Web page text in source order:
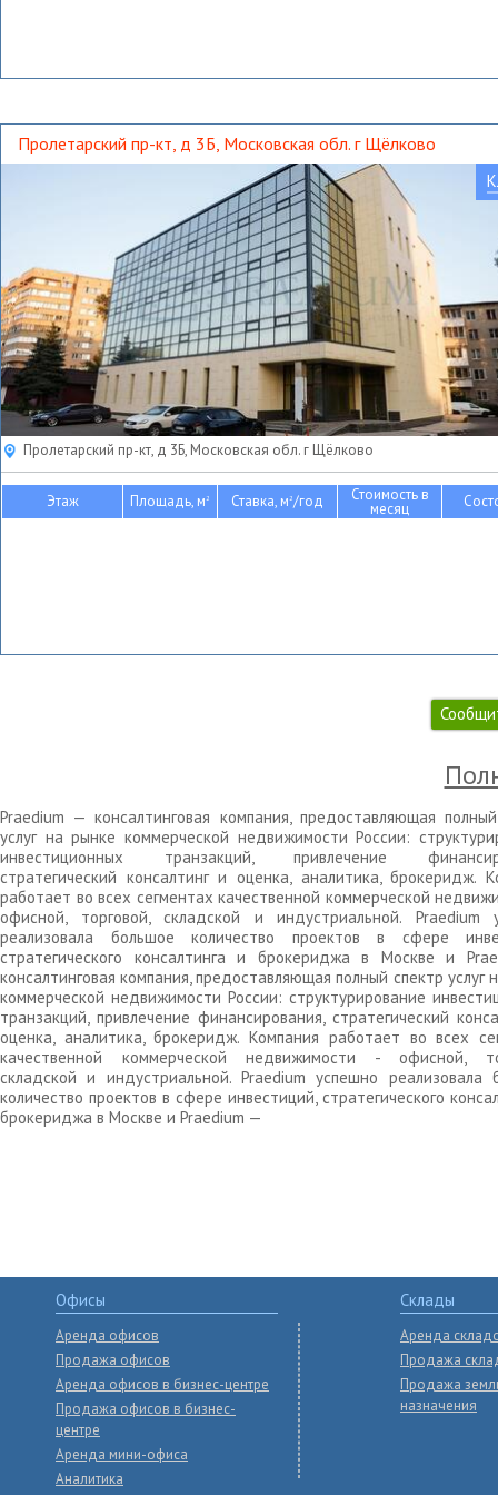
Пролетарский пр-кт, д 3Б, Московская обл. г Щёлково
Пролетарский пр-кт, д 3Б, Московская обл. г Щёлково
Этаж Площадь, м2 Ставка, м2/год Стоимость в
месяц
Praedium — консалтинговая компания, предоставляющая
услуг на рынке коммерческой недвижимости России:
инвестиционных транзакций, привлечение
стратегический консалтинг и оценка, аналитика, брокеридж.
работает во всех сегментах качественной коммерческой
офисной, торговой, складской и индустриальной. Praedium
реализовала большое количество проектов в сфере
стратегического консалтинга и брокериджа в Москве и
консалтинговая компания, предоставляющая полный спектр услуг
коммерческой недвижимости России: структурирование
транзакций, привлечение финансирования, стратегический
оценка, аналитика, брокеридж. Компания работает во всех
качественной коммерческой недвижимости - офисной,
складской и индустриальной. Praedium успешно реализовала
количество проектов в сфере инвестиций, стратегического
брокериджа в Москве и Praedium —
Офисы
Аренда офисов
Продажа офисов
Аренда офисов в бизнес-центре
Продажа офисов в бизнес-
центре
Аренда мини-офиса
Аналитика
Склады
Аренда
Продажа
Продажа
назначения